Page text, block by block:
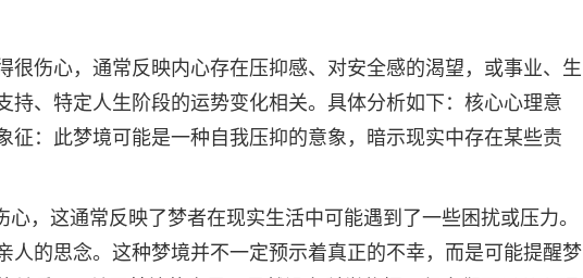
很伤心，通常反映内心存在压抑感、对安全感的渴望，或事业、生
持、特定人生阶段的运势变化相关。具体分析如下：核心心理意
征：此梦境可能是一种自我压抑的意象，暗示现实中存在某些责
，这通常反映了梦者在现实生活中可能遇到了一些困扰或压力。
人的思念。这种梦境并不一定预示着真正的不幸，而是可能提醒梦